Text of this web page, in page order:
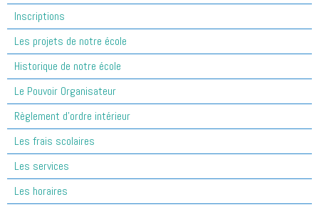
Inscriptions
Les projets de notre école
Historique de notre école
Le Pouvoir Organisateur
Règlement d'ordre intérieur
Les frais scolaires
Les services
Les horaires